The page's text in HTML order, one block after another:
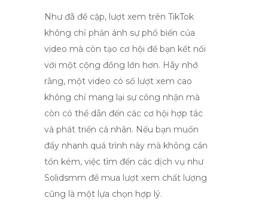
Như đã đề cập, lượt xem trên TikTok
không chỉ phản ánh sự phổ biến của
video mà còn tạo cơ hội để bạn kết nối
với một cộng đồng lớn hơn. Hãy nhớ
rằng, một video có số lượt xem cao
không chỉ mang lại sự công nhận mà
còn có thể dẫn đến các cơ hội hợp tác
và phát triển cá nhân. Nếu bạn muốn
đẩy nhanh quá trình này mà không cần
tốn kém, việc tìm đến các dịch vụ như
Solidsmm để mua lượt xem chất lượng
cũng là một lựa chọn hợp lý.